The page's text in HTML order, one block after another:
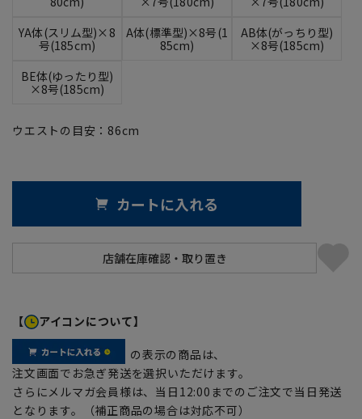
YA体(スリム型)×8
号(185cm)
A体(標準型)×8号(1
85cm)
AB体(がっちり型)
×8号(185cm)
BE体(ゆったり型)
×8号(185cm)
ウエストの目安： 86cm
カートに入れる
【 アイコンについて】
の表示の商品は、
注文画面でお急ぎ発送を選択いただけます。
さらにメルマガ会員様は、当日12:00までのご注文で当日発送
となります。（補正商品の場合は対応不可）